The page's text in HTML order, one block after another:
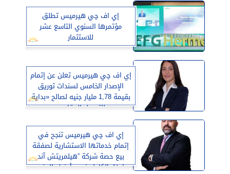
إي اف چي هيرميس تطلق
مؤتمرها السنوي التاسع عشر
للاستثمار
إي اف چي هيرميس تعلن عن إتمام
الإصدار الخامس لسندات توريق
بقيمة 1,78 مليار جنيه لصالح «بداية
للتمويل العقاري»
إي اف چي هيرميس تنجح في
إتمام خدماتها الاستشارية لصفقة
بيع حصة شركة ”هيلمريتش آند
باين” بالكامل في «أدنوك للحفر»